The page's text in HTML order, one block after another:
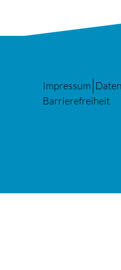
Impressum
Barrierefreiheit